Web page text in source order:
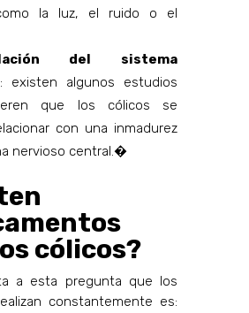
la luz, el ruido o el
del sistema
: existen algunos estudios
que los cólicos se
con una inmadurez
nervioso central.�
cólicos?
a esta pregunta que los
constantemente es: